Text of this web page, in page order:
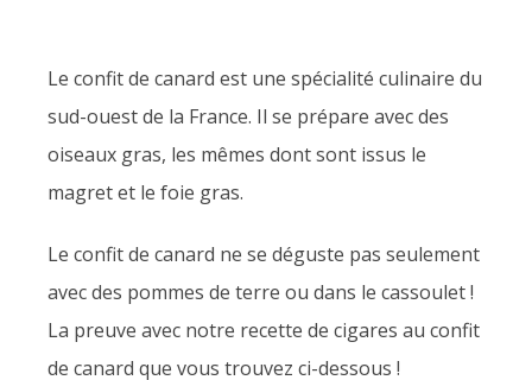
Le confit de canard est une spécialité culinaire du
sud-ouest de la France. Il se prépare avec des
oiseaux gras, les mêmes dont sont issus le
magret et le foie gras.
Le confit de canard ne se déguste pas seulement
avec des pommes de terre ou dans le cassoulet !
La preuve avec notre recette de cigares au confit
de canard que vous trouvez ci-dessous !